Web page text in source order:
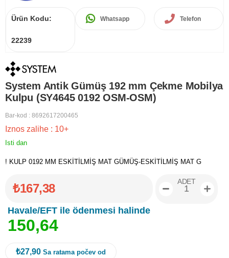
Ürün Kodu:
22239
Whatsapp Telefon
System Antik Gümüş 192 mm Çekme Mobilya
Kulpu (SY4645 0192 OSM-OSM)
Bar-kod : 8692617200465
Iznos zalihe : 10+
Isti dan
! KULP 0192 MM ESKİTİLMİŞ MAT GÜMÜŞ-ESKİTİLMİŞ MAT G
₺167,38
Havale/EFT ile ödenmesi halinde
150,64
ADET
₺27,90 Sa ratama počev od